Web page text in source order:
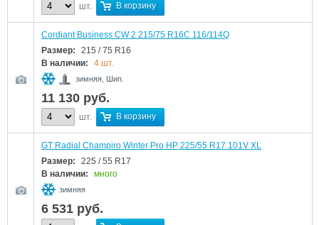
шт. В корзину
Cordiant Business CW 2 215/75 R16C 116/114Q
Размер:
215 / 75 R16
В наличии:
4 шт.
зимняя, Шип.
11 130 руб.
шт. В корзину
GT Radial Champiro Winter Pro HP 225/55 R17 101V XL
Размер:
225 / 55 R17
В наличии:
много
зимняя
6 531 руб.